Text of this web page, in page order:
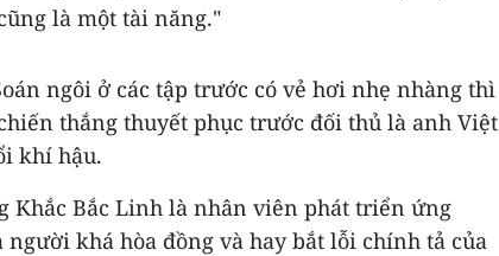
là một tài năng."
ngôi ở các tập trước có vẻ hơi nhẹ nhàng thì
thắng thuyết phục trước đối thủ là anh Việt
khí hậu.
Khắc Bắc Linh là nhân viên phát triển ứng
khá hòa đồng và hay bắt lỗi chính tả của